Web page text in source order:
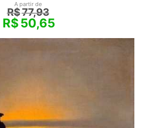
A partir de
R$77,93
R$50,65